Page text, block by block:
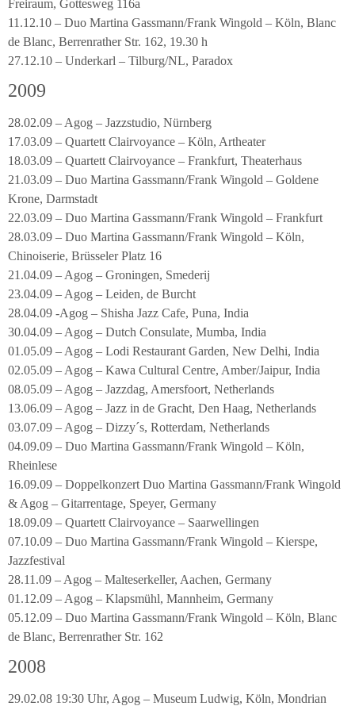
Freiraum, Gottesweg 116a
11.12.10 – Duo Martina Gassmann/Frank Wingold – Köln, Blanc
de Blanc, Berrenrather Str. 162, 19.30 h
27.12.10 – Underkarl – Tilburg/NL, Paradox
2009
28.02.09 – Agog – Jazzstudio, Nürnberg
17.03.09 – Quartett Clairvoyance – Köln, Artheater
18.03.09 – Quartett Clairvoyance – Frankfurt, Theaterhaus
21.03.09 – Duo Martina Gassmann/Frank Wingold – Goldene
Krone, Darmstadt
22.03.09 – Duo Martina Gassmann/Frank Wingold – Frankfurt
28.03.09 – Duo Martina Gassmann/Frank Wingold – Köln,
Chinoiserie, Brüsseler Platz 16
21.04.09 – Agog – Groningen, Smederij
23.04.09 – Agog – Leiden, de Burcht
28.04.09 -Agog – Shisha Jazz Cafe, Puna, India
30.04.09 – Agog – Dutch Consulate, Mumba, India
01.05.09 – Agog – Lodi Restaurant Garden, New Delhi, India
02.05.09 – Agog – Kawa Cultural Centre, Amber/Jaipur, India
08.05.09 – Agog – Jazzdag, Amersfoort, Netherlands
13.06.09 – Agog – Jazz in de Gracht, Den Haag, Netherlands
03.07.09 – Agog – Dizzy´s, Rotterdam, Netherlands
04.09.09 – Duo Martina Gassmann/Frank Wingold – Köln,
Rheinlese
16.09.09 – Doppelkonzert Duo Martina Gassmann/Frank Wingold
& Agog – Gitarrentage, Speyer, Germany
18.09.09 – Quartett Clairvoyance – Saarwellingen
07.10.09 – Duo Martina Gassmann/Frank Wingold – Kierspe,
Jazzfestival
28.11.09 – Agog – Malteserkeller, Aachen, Germany
01.12.09 – Agog – Klapsmühl, Mannheim, Germany
05.12.09 – Duo Martina Gassmann/Frank Wingold – Köln, Blanc
de Blanc, Berrenrather Str. 162
2008
29.02.08 19:30 Uhr, Agog – Museum Ludwig, Köln, Mondrian